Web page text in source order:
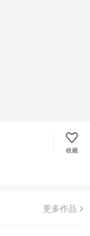
收藏
更多作品